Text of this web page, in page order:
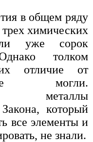
в общем ряду
химических
уже сорок
толком
отличие от
могли.
металлы
который
все элементы и
не знали.